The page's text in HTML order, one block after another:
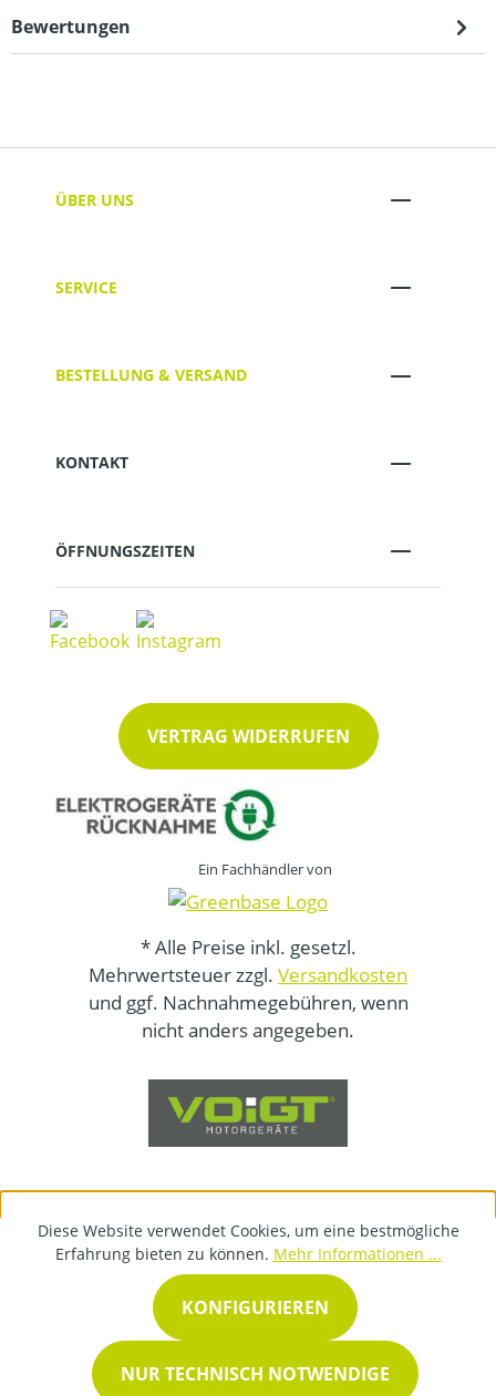
Bewertungen
ÜBER UNS
SERVICE
BESTELLUNG & VERSAND
KONTAKT
ÖFFNUNGSZEITEN
VERTRAG WIDERRUFEN
Ein Fachhändler von
* Alle Preise inkl. gesetzl.
Mehrwertsteuer zzgl. Versandkosten
und ggf. Nachnahmegebühren, wenn
nicht anders angegeben.
Diese Website verwendet Cookies, um eine bestmögliche
Erfahrung bieten zu können. Mehr Informationen ...
NUR TECHNISCH NOTWENDIGE
KONFIGURIEREN